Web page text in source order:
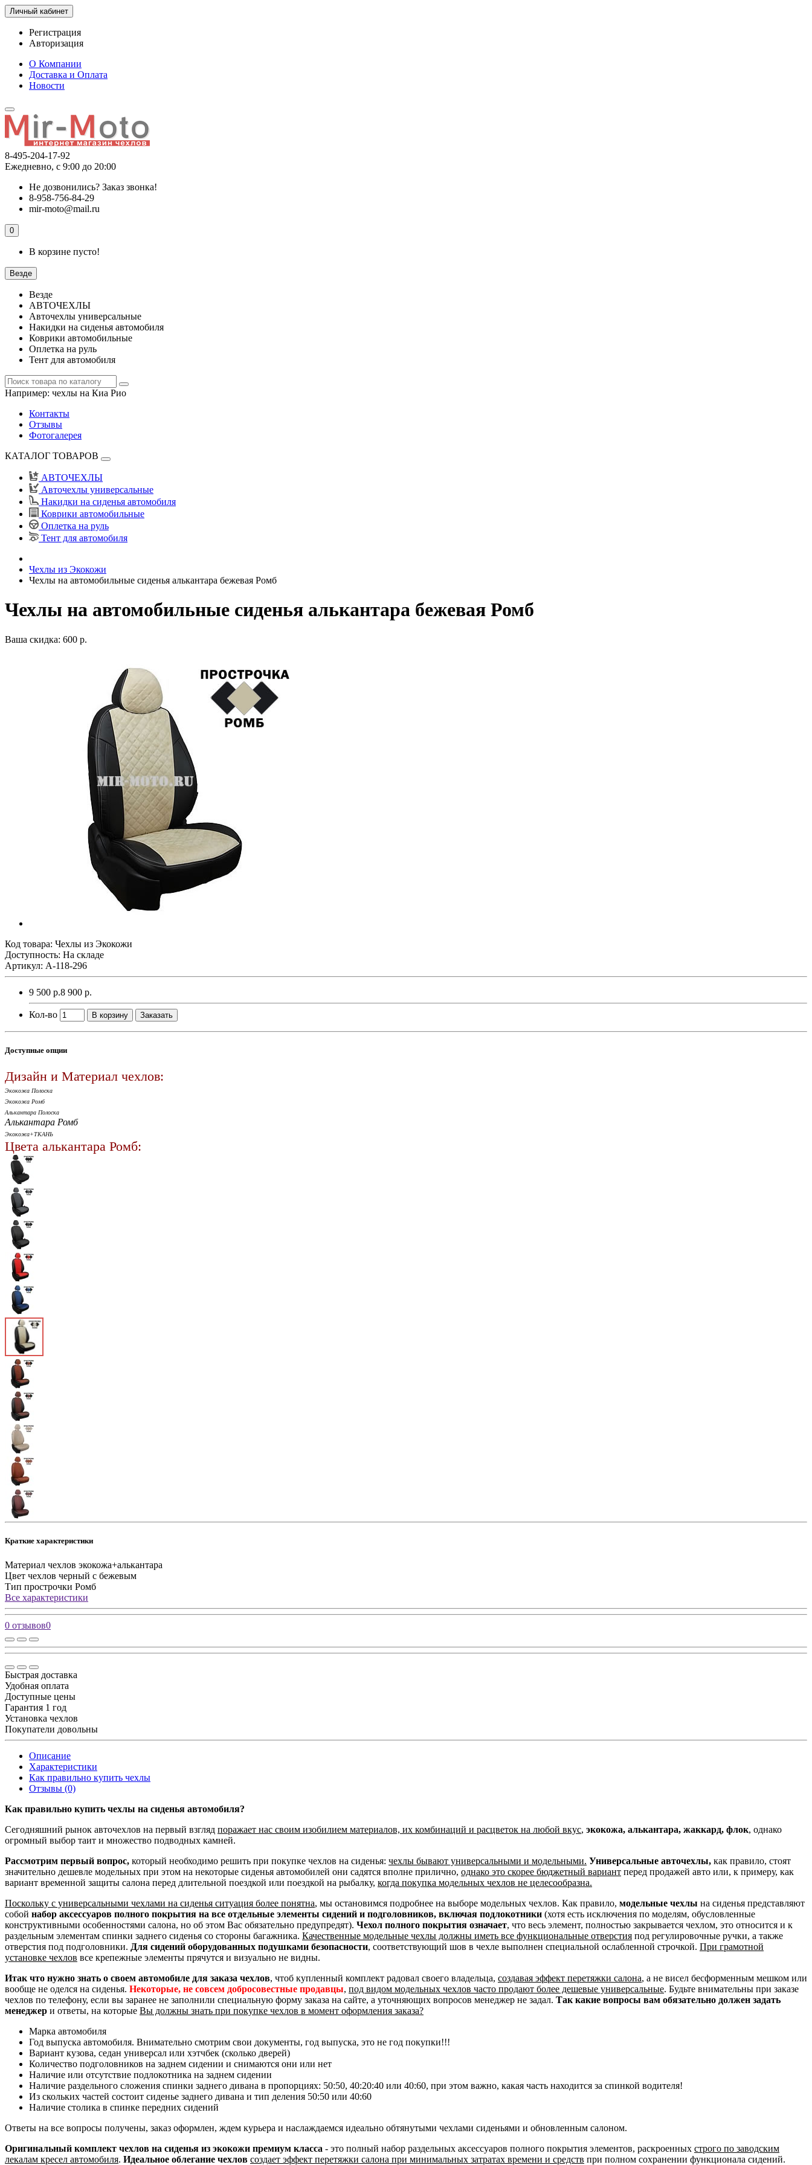
Личный кабинет
Регистрация
Авторизация
О Компании
Доставка и Оплата
Новости
8-495-204-17-92
Ежедневно, с 9:00 до 20:00
Не дозвонились? Заказ звонка!
8-958-756-84-29
mir-moto@mail.ru
0
В корзине пусто!
Везде
Везде
АВТОЧЕХЛЫ
Авточехлы универсальные
Накидки на сиденья автомобиля
Коврики автомобильные
Оплетка на руль
Тент для автомобиля
Например: чехлы на Киа Рио
Контакты
Отзывы
Фотогалерея
КАТАЛОГ ТОВАРОВ
АВТОЧЕХЛЫ
Авточехлы универсальные
Накидки на сиденья автомобиля
Коврики автомобильные
Оплетка на руль
Тент для автомобиля
Чехлы из Экокожи
Чехлы на автомобильные сиденья алькантара бежевая Ромб
Чехлы на автомобильные сиденья алькантара бежевая Ромб
Ваша скидка: 600 р.
Код товара: Чехлы из Экокожи
Доступность: На складе
Артикул: A-118-296
9 500 р.8 900 р.
Кол-во В корзину Заказать
Доступные опции
Дизайн и Материал чехлов:
Экокожа Полоска
Экокожа Ромб
Алькантара Полоска
Алькантара Ромб
Экокожа+ТКАНЬ
Цвета алькантара Ромб:
Краткие характеристики
Материал чехлов экокожа+алькантара
Цвет чехлов черный с бежевым
Тип прострочки Ромб
Все характеристики
0 отзывов0
Быстрая доставка
Удобная оплата
Доступные цены
Гарантия 1 год
Установка чехлов
Покупатели довольны
Описание
Характеристики
Как правильно купить чехлы
Отзывы (0)
Как правильно купить чехлы на сиденья автомобиля?
Сегодняшний рынок авточехлов на первый взгляд поражает нас своим изобилием материалов, их комбинаций и расцветок на любой вкус, экокожа, алькантара, жаккард, флок, однако
огромный выбор таит и множество подводных камней.
Рассмотрим первый вопрос, который необходимо решить при покупке чехлов на сиденья: чехлы бывают универсальными и модельными. Универсальные авточехлы, как правило, стоят
значительно дешевле модельных при этом на некоторые сиденья автомобилей они садятся вполне прилично, однако это скорее бюджетный вариант перед продажей авто или, к примеру, как
вариант временной защиты салона перед длительной поездкой или поездкой на рыбалку, когда покупка модельных чехлов не целесообразна.
Поскольку с универсальными чехлами на сиденья ситуация более понятна, мы остановимся подробнее на выборе модельных чехлов. Как правило, модельные чехлы на сиденья представляют
собой набор аксессуаров полного покрытия на все отдельные элементы сидений и подголовников, включая подлокотники (хотя есть исключения по моделям, обусловленные
конструктивными особенностями салона, но об этом Вас обязательно предупредят). Чехол полного покрытия означает, что весь элемент, полностью закрывается чехлом, это относится и к
раздельным элементам спинки заднего сиденья со стороны багажника. Качественные модельные чехлы должны иметь все функциональные отверстия под регулировочные ручки, а также
отверстия под подголовники. Для сидений оборудованных подушками безопасности, соответствующий шов в чехле выполнен специальной ослабленной строчкой. При грамотной
установке чехлов все крепежные элементы прячутся и визуально не видны.
Итак что нужно знать о своем автомобиле для заказа чехлов, чтоб купленный комплект радовал своего владельца, создавая эффект перетяжки салона, а не висел бесформенным мешком или
вообще не оделся на сиденья. Некоторые, не совсем добросовестные продавцы, под видом модельных чехлов часто продают более дешевые универсальные. Будьте внимательны при заказе
чехлов по телефону, если вы заранее не заполнили специальную форму заказа на сайте, а уточняющих вопросов менеджер не задал. Так какие вопросы вам обязательно должен задать
менеджер и ответы, на которые Вы должны знать при покупке чехлов в момент оформления заказа?
Марка автомобиля
Год выпуска автомобиля. Внимательно смотрим свои документы, год выпуска, это не год покупки!!!
Вариант кузова, седан универсал или хэтчбек (сколько дверей)
Количество подголовников на заднем сидении и снимаются они или нет
Наличие или отсутствие подлокотника на заднем сидении
Наличие раздельного сложения спинки заднего дивана в пропорциях: 50:50, 40:20:40 или 40:60, при этом важно, какая часть находится за спинкой водителя!
Из скольких частей состоит сиденье заднего дивана и тип деления 50:50 или 40:60
Наличие столика в спинке передних сидений
Ответы на все вопросы получены, заказ оформлен, ждем курьера и наслаждаемся идеально обтянутыми чехлами сиденьями и обновленным салоном.
Оригинальный комплект чехлов на сиденья из экокожи премиум класса - это полный набор раздельных аксессуаров полного покрытия элементов, раскроенных строго по заводским
лекалам кресел автомобиля. Идеальное облегание чехлов создает эффект перетяжки салона при минимальных затратах времени и средств при полном сохранении функционала сидений.